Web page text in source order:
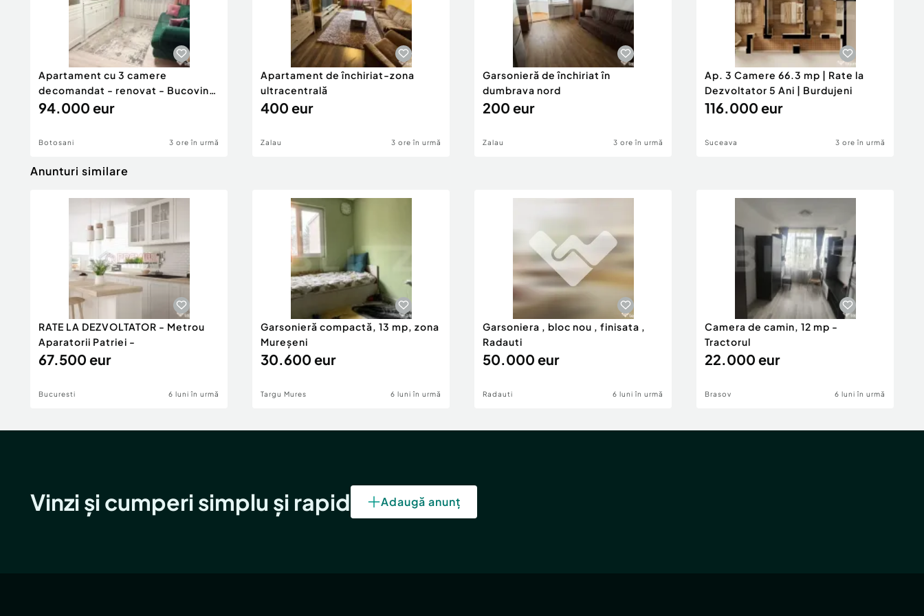
Apartament cu 3 camere
decomandat - renovat - Bucovina
- Par
94.000 eur
Botosani 3 ore în urmă
Apartament de închiriat-zona
ultracentrală
400 eur
Zalau 3 ore în urmă
Garsonieră de închiriat în
dumbrava nord
200 eur
Zalau 3 ore în urmă
Ap. 3 Camere 66.3 mp | Rate la
Dezvoltator 5 Ani | Burdujeni
116.000 eur
Suceava 3 ore în urmă
Anunturi similare
RATE LA DEZVOLTATOR - Metrou
Aparatorii Patriei -
67.500 eur
Bucuresti 6 luni în urmă
Garsonieră compactă, 13 mp, zona
Mureșeni
30.600 eur
Targu Mures 6 luni în urmă
Garsoniera , bloc nou , finisata ,
Radauti
50.000 eur
Radauti 6 luni în urmă
Camera de camin, 12 mp -
Tractorul
22.000 eur
Brasov 6 luni în urmă
Vinzi și cumperi simplu și rapid Adaugă anunț